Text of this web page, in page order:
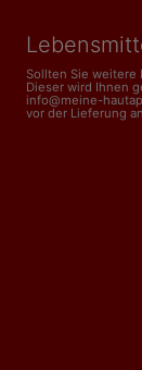
Sollten Sie weitere
Dieser wird Ihnen
info@meine-
vor der Lieferung